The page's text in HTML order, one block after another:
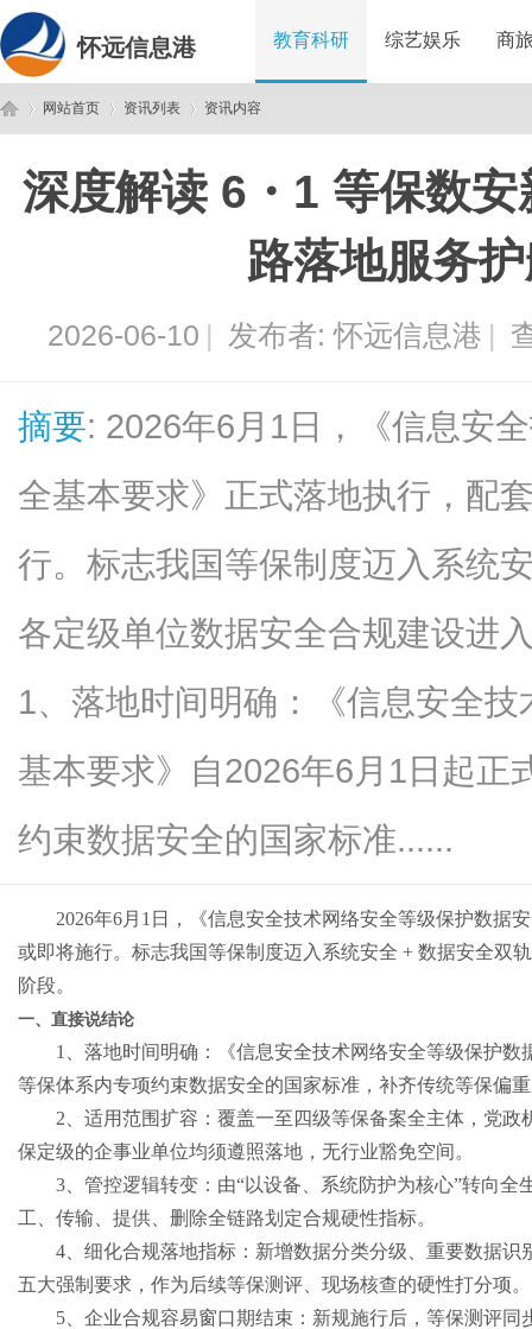
怀远信息港 教育科研 综艺娱乐 商
网站首页
›
资讯列表
›
资讯内容
深度解读 6・1 等保数
路落地服务
2026-06-10 | 发布者:怀远信息港 |
摘要: 2026年6月1日，《信息安
全基本要求》正式落地执行，配
行。标志我国等保制度迈入系统
各定级单位数据安全合规建设进
1、落地时间明确：《信息安全
基本要求》自2026年6月1日起正
约束数据安全的国家标准......
2026年6月 1 日，《信息安全技术网络安全等级保护数据
或即将施行。标志我国等保制度迈入系统安全 + 数据安全双
阶段。
一、直接说结论
1
、落地时间明确：《信息安全技术网络安全等级保护数
等保体系内专项约束数据安全的国家标准，补齐传统等保偏
2 、适用范围扩容：覆盖一至四级等保备案全主体，党
保定级的企事业单位均须遵照落地，无行业豁免空间。
3 、管控逻辑转变：由“以设备、系统防护为核心”转向
工、传输、提供、删除全链路划定合规硬性指标。
4 、细化合规落地指标：新增数据分类分级、重要数据
五大强制要求，作为后续等保测评、现场核查的硬性打分项。
5 、企业合规容易窗口期结束：新规施行后，等保测评